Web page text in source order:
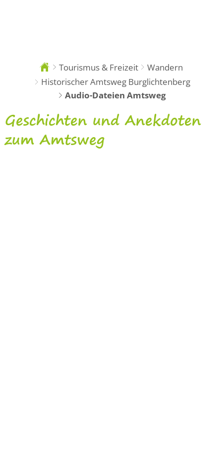
Sie
sind
hier:
Tourismus & Freizeit
Wandern
Historischer Amtsweg Burglichtenberg
Audio-Dateien Amtsweg
Audio-
Dateien
Geschichten und Anekdoten
zum Amtsweg